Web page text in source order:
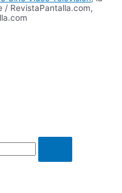
/ RevistaPantalla.com,